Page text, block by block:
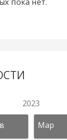
2023
Мар